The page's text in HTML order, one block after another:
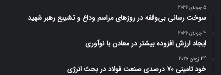
5 جولای 2026
سوخت رسانی بی‌وقفه در روز‌های مراسم وداع و تشییع رهبر شهید
4 جولای 2026
ایجاد ارزش افزوده بیشتر در معادن با نوآوری
24 ژوئن 2026
خود تامینی ۷۰ درصدی صنعت فولاد در بحث انرژی